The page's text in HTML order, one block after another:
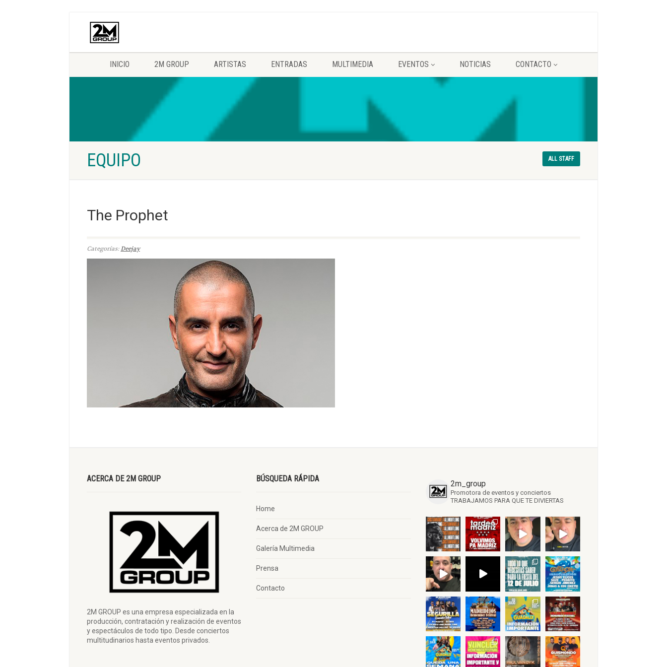
INICIO 2M GROUP ARTISTAS ENTRADAS MULTIMEDIA EVENTOS NOTICIAS CONTACTO
EQUIPO ALL STAFF
The Prophet
Categorías:Deejay
ACERCA DE 2M GROUP
2M GROUP es una empresa especializada en la
producción, contratación y realización de eventos
y espectáculos de todo tipo. Desde conciertos
multitudinarios hasta eventos privados.
BÚSQUEDA RÁPIDA
Home
Acerca de 2M GROUP
Galería Multimedia
Prensa
Contacto
2m_group
Promotora de eventos y conciertos
TRABAJAMOS PARA QUE TE DIVIERTAS